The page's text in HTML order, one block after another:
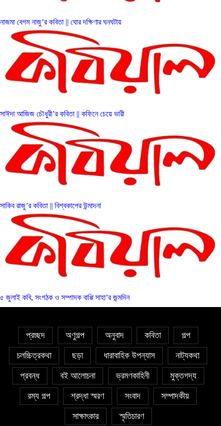
নাজমা বেগম নাজু’র কবিতা || ঘোর দক্ষিণার ঘনঘটায়
সাঈদা আজিজ চৌধুরী’র কবিতা || কফিনে চেয়ে ভারী
সাকিব রাজু’র কবিতা || বিশ্বকাপের উন্মাদনা
৫ জুলাই কবি, সংগঠক ও সম্পাদক বাপ্পি সাহা’র জন্মদিন
প্রচ্ছদ অণুগল্প অনুবাদ কবিতা গল্প
চলচ্চিত্রকথা ছড়া ধারাবাহিক উপন্যাস নাট্যকথা
প্রবন্ধ বই আলোচনা ভ্রমণকাহিনী মুক্তগদ্য
রম্য গল্প শ্রদ্ধা স্মরণ সংবাদ সম্পাদকীয়
সাক্ষাৎকার স্মৃতিচারণ